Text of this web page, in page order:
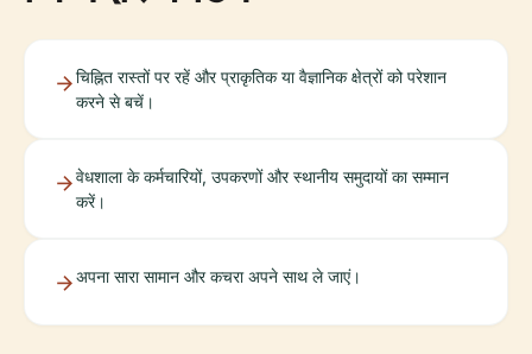
चिह्नित रास्तों पर रहें और प्राकृतिक या वैज्ञानिक क्षेत्रों को परेशान
करने से बचें।
वेधशाला के कर्मचारियों, उपकरणों और स्थानीय समुदायों का सम्मान
करें।
अपना सारा सामान और कचरा अपने साथ ले जाएं।